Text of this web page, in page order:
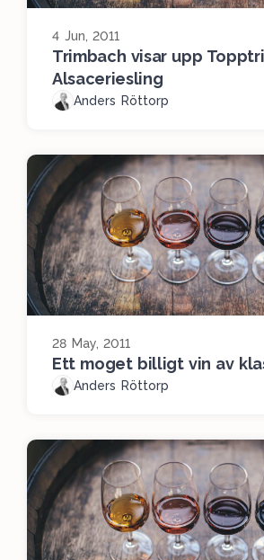
4 Jun, 2011
Trimbach visar upp
Alsaceriesling
Anders Röttorp
28 May, 2011
Ett moget billigt vin av
Anders Röttorp